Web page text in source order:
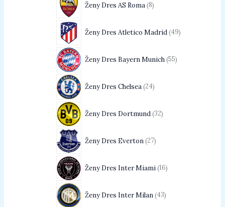
Ženy Dres AS Roma 8
Ženy Dres Atletico Madrid 49
Ženy Dres Bayern Munich 55
Ženy Dres Chelsea 24
Ženy Dres Dortmund 32
Ženy Dres Everton 27
Ženy Dres Inter Miami 16
Ženy Dres Inter Milan 43